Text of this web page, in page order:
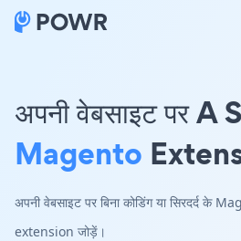
अपनी वेबसाइट पर
Magento
अपनी वेबसाइट पर बिना कोडिंग या सिरदर्द के
extension जोड़ें।